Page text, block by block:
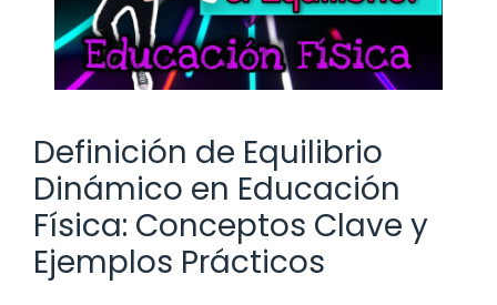
Definición de Equilibrio
Dinámico en Educación
Física: Conceptos Clave y
Ejemplos Prácticos